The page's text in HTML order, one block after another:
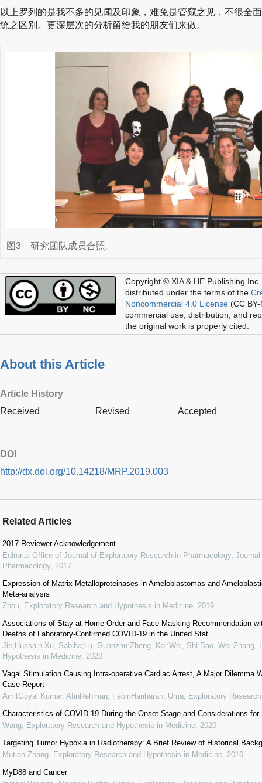
以上罗列的是我不多的见闻及印象，难免是管窥之见，不很全
统之区别。更深层次的分析留给我的朋友们来做。
图3 研究团队成员合照。
Copyright © XIA & HE Publishing Inc.
distributed under the terms of the
Noncommercial 4.0 License (CC
commercial use, distribution, and
the original work is properly cited.
About this Article
Article History
Received
Revised Accepted
DOI
http://dx.doi.org/10.14218/MRP.2019.003
Related Articles
2017 Reviewer Acknowledgement
Editorial Office of Journal of Exploratory Research in Pharmacology,
Pharmacology, 2017
Expression of Matrix Metalloproteinases in Ameloblastomas and
Meta-analysis
Zhou Exploratory Research and Hypothesis in Medicine 2019
Associations of Stay-at-Home Order and Face-Masking Recommendation
Deaths of Laboratory-Confirmed COVID-19 in the United Stat...
Jie;Hussain Xu, Sabiha;Lu, Guanzhu;Zheng, Kai;Wei, Shi;Bao, Wei;Zhang,
Hypothesis in Medicine 2020
Vagal Stimulation Causing Intra-operative Cardiac Arrest, A Major Dilemma
Case Report
AmitGoyal Kumar, AtinRehman, FebinHariharan, Uma
Exploratory
Characteristics of COVID-19 During the Onset Stage and Considerations for
Wang Exploratory Research and Hypothesis in Medicine 2020
Targeting Tumor Hypoxia in Radiotherapy: A Brief Review of Historical
Mutian Zhang Exploratory Research and Hypothesis in Medicine 2016
MyD88 and Cancer